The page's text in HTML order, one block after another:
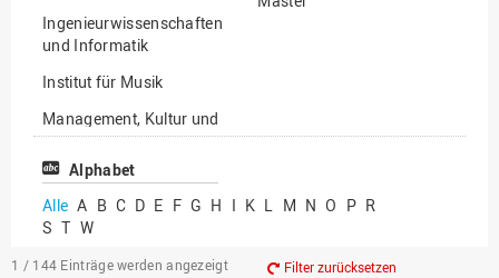
Ingenieurwissenschaften
und Informatik
Institut für Musik
Management, Kultur und
Technik
Wirtschafts- und
Sozialwissenschaften
Alphabet
Alle A B C D E F G H I K L M N O P R
S T W
1 / 144 Einträge werden angezeigt Filter zurücksetzen